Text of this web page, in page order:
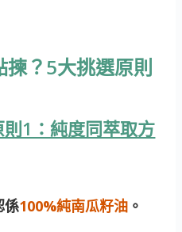
？5大挑選原則
1：純度同萃取方
係100%純南瓜籽油 。